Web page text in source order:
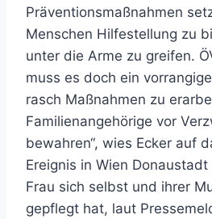
Präventionsmaßnahmen
Menschen Hilfestellung zu
unter die Arme zu greifen.
muss es doch ein
rasch Maßnahmen zu
Familienangehörige vor
bewahren“, wies Ecker auf
Ereignis in Wien
Frau sich selbst und ihrer
gepflegt hat, laut